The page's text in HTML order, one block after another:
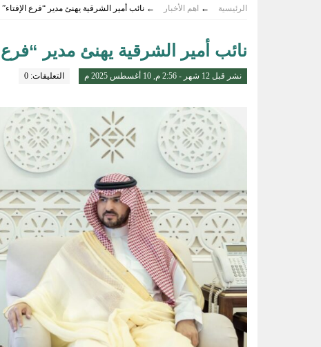
الواحة نيوز صحيفة ترصد نبض الأحساء لحظة بلحظة
إنذار جوي في الأحساء.. موجة حر
تقنية جديدة تقلل دهون البطاطس
توقيع «اتفاقية مكة للدفاع
ضبط 2357 مركبة مخالفة توقفت في مواقف الأشخاص ذوي الإعاقة
القبض على مواطنين لترويجهما
المركز الإعلامي بنادي الفتح ..
تحذير عاجل من «الغذاء والدواء»
الحرارة تصل لـ 50 مئوية.. الإنذار البرتقالي بموجة حارة على الأحساء وعدة مدن بالشرقية
تعليم الأحساء وجامعة الملك
الرئيسية ← اهم الأخبار ← نائب أمير الشرقية يهنئ مدير “فرع
نائب أمير الشرقية يهنئ مدير “فرع
نشر قبل 12 شهر - 2:56 م, 10 أغسطس 2025 م التعليقات: 0